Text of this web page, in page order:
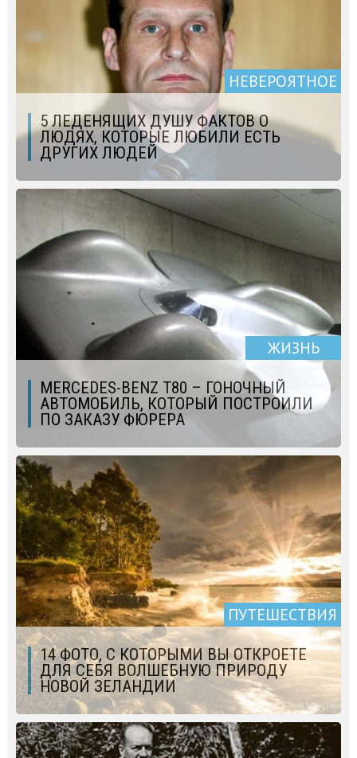
НЕВЕРОЯТНОЕ
5 ЛЕДЕНЯЩИХ ДУШУ ФАКТОВ О
ЛЮДЯХ, КОТОРЫЕ ЛЮБИЛИ ЕСТЬ
ДРУГИХ ЛЮДЕЙ
ЖИЗНЬ
MERCEDES-BENZ T80 – ГОНОЧНЫЙ
АВТОМОБИЛЬ, КОТОРЫЙ ПОСТРОИЛИ
ПО ЗАКАЗУ ФЮРЕРА
ПУТЕШЕСТВИЯ
14 ФОТО, С КОТОРЫМИ ВЫ ОТКРОЕТЕ
ДЛЯ СЕБЯ ВОЛШЕБНУЮ ПРИРОДУ
НОВОЙ ЗЕЛАНДИИ